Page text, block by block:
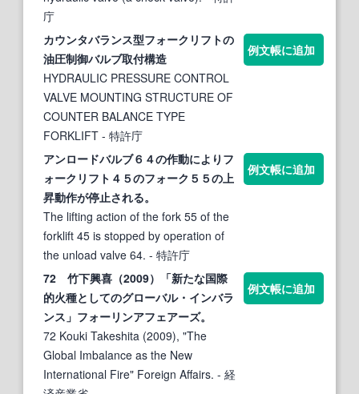
庁
カウンタバランス型フォークリフトの
油圧制御バルブ取付構造
HYDRAULIC PRESSURE CONTROL
VALVE MOUNTING STRUCTURE OF
COUNTER BALANCE TYPE
FORKLIFT - 特許庁
例文帳に追加
アンロードバルブ６４の作動によりフ
ォークリフト４５のフォーク５５の上
昇動作が停止される。
The lifting action of the fork 55 of the
forklift 45 is stopped by operation of
the unload valve 64. - 特許庁
例文帳に追加
72 竹下興喜（2009）「新たな国際
的火種としてのグローバル・インバラ
ンス」フォーリンアフェアーズ。
72 Kouki Takeshita (2009), "The
Global Imbalance as the New
International Fire" Foreign Affairs. - 経
例文帳に追加